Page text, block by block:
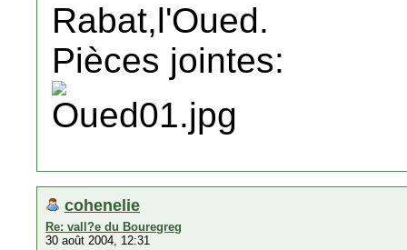
Rabat,l'Oued.
Pièces jointes:
cohenelie
Re: vall?e du Bouregreg
30 août 2004, 12:31